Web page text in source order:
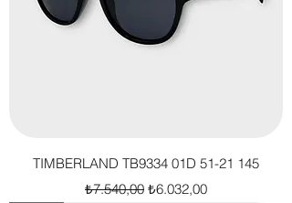
TIMBERLAND TB9334 01D 51-21 145
Normal Fiyat
₺7.540,00 İndirimli Fiyat
₺6.032,00